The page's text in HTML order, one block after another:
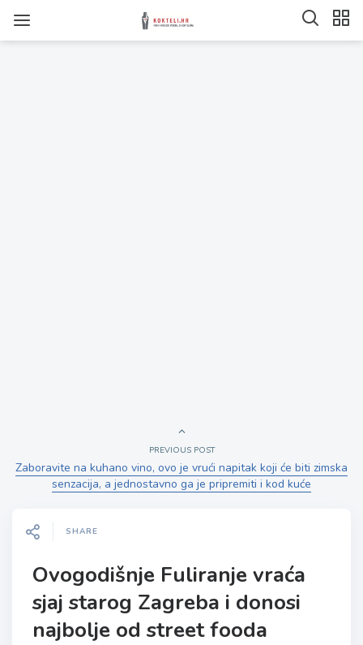
PREVIOUS POST
Zaboravite na kuhano vino, ovo je vrući napitak koji će biti zimska
senzacija, a jednostavno ga je pripremiti i kod kuće
SHARE
Ovogodišnje Fuliranje vraća
sjaj starog Zagreba i donosi
najbolje od street fooda